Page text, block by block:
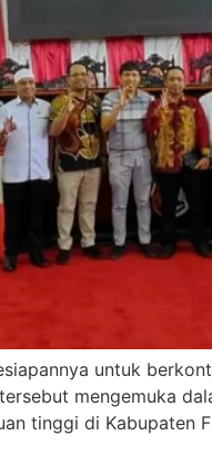
untuk
mengemuka
tinggi di Kabupaten